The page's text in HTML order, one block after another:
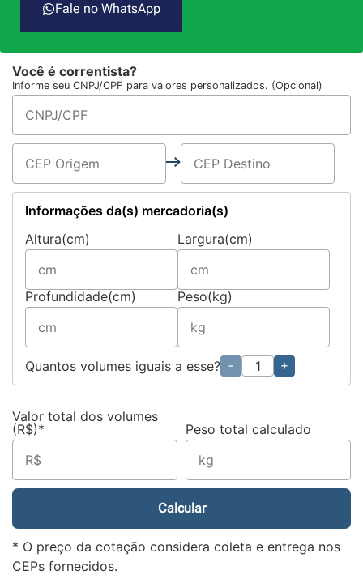
Fale no WhatsApp
Você é correntista?
Informe seu CNPJ/CPF para valores personalizados. (Opcional)
Informações da(s) mercadoria(s)
Altura(cm)
Largura(cm)
Profundidade(cm) Peso(kg)
Quantos volumes iguais a esse? - +
Valor total dos volumes
(R$)*
Peso total calculado
Calcular
* O preço da cotação considera coleta e entrega nos
CEPs fornecidos.